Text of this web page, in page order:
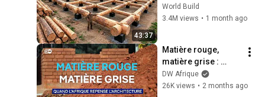
43:37
HUGE Wooden
House for his
@bjornbrenton
World Build
3.4M views • 1 month ago
Matière rouge,
matière grise :
quand l'Afrique
repense
DW Afrique
26K views • 2 months ago